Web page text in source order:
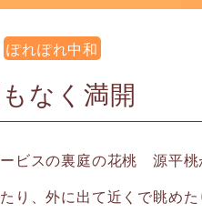
援
ス
ーム
特別養護老人ホーム
テイ
ーム
高齢者向け住宅
ービス
規模保育園
事業所一覧
事業所一覧
ぽれぽれ中和
なく満開
ビスの裏庭の花桃 源平桃
り、外に出て近くで眺めた